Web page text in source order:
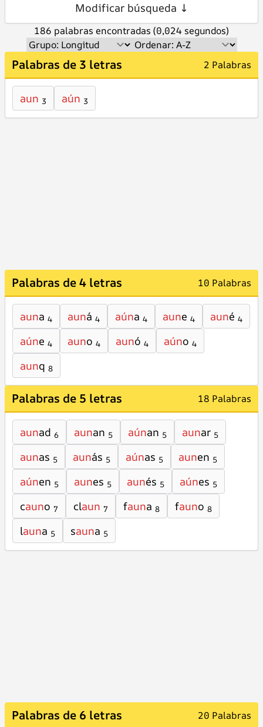
Modificar búsqueda ↓
186 palabras encontradas (0,024 segundos)
Palabras de 3 letras 2 Palabras
aun 3 aún 3
Palabras de 4 letras 10 Palabras
auna 4 auná 4 aúna 4 aune 4 auné 4
aúne 4 auno 4 aunó 4 aúno 4
aunq 8
Palabras de 5 letras 18 Palabras
aunad 6 aunan 5 aúnan 5 aunar 5
aunas 5 aunás 5 aúnas 5 aunen 5
aúnen 5 aunes 5 aunés 5 aúnes 5
cauno 7 claun 7 fauna 8 fauno 8
launa 5 sauna 5
Palabras de 6 letras 20 Palabras